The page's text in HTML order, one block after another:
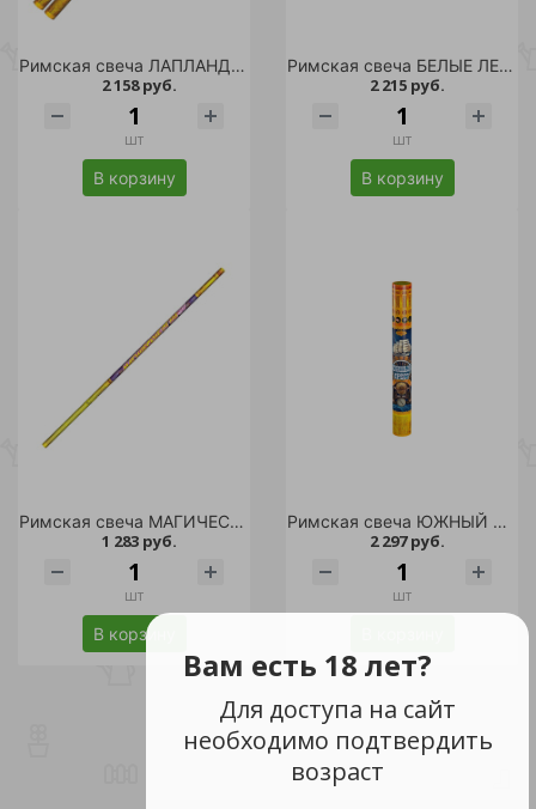
Вам есть 18 лет?
Для доступа на сайт
необходимо подтвердить
возраст
Римская свеча ЛАПЛАНДИЯ 2шт /24
2 158 руб.
шт
В корзину
Римская свеча БЕЛЫЕ ЛЕБЕДИ 2шт. /32
2 215 руб.
шт
В корзину
Римская свеча МАГИЧЕСКИЕ ОГНИ-30 12шт. /36
1 283 руб.
шт
В корзину
Римская свеча ЮЖНЫЙ КРЕСТ /18
2 297 руб.
шт